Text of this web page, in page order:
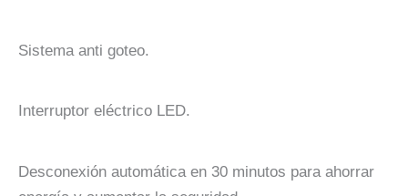
Sistema anti goteo.
Interruptor eléctrico LED.
Desconexión automática en 30 minutos para ahorrar